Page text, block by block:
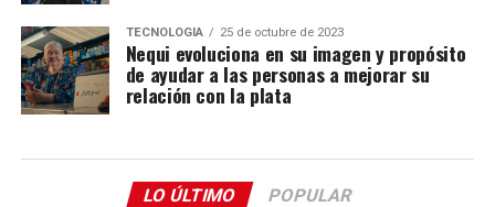
TECNOLOGÍA 25 de octubre de 2023
Nequi evoluciona en su imagen y propósito
de ayudar a las personas a mejorar su
relación con la plata
LO ÚLTIMO POPULAR